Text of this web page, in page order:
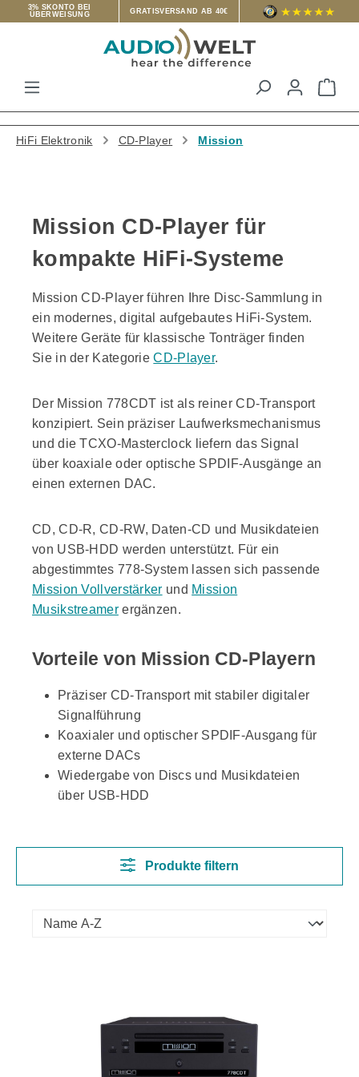
3% SKONTO BEI
ÜBERWEISUNG
GRATISVERSAND AB 40€
HiFi Elektronik CD-Player Mission
Mission CD-Player für
kompakte HiFi-Systeme
Mission CD-Player führen Ihre Disc-Sammlung in
ein modernes, digital aufgebautes HiFi-System.
Weitere Geräte für klassische Tonträger finden
Sie in der KategorieCD-Player.
Der Mission 778CDT ist als reiner CD-Transport
konzipiert. Sein präziser Laufwerksmechanismus
und die TCXO-Masterclock liefern das Signal
über koaxiale oder optische SPDIF-Ausgänge an
einen externen DAC.
CD, CD-R, CD-RW, Daten-CD und Musikdateien
von USB-HDD werden unterstützt. Für ein
abgestimmtes 778-System lassen sich passende
Mission Vollverstärker und Mission
Musikstreamerergänzen.
Vorteile von Mission CD-Playern
Präziser CD-Transport mit stabiler digitaler
Signalführung
Koaxialer und optischer SPDIF-Ausgang für
externe DACs
Wiedergabe von Discs und Musikdateien
über USB-HDD
Produkte filtern